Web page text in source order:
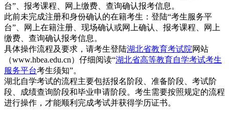
台”、报考课程、网上缴费、查询确认报考信息。
此前未完成注册和身份确认的在籍考生：登陆“考生服务平
台”、网上在籍注册、现场确认或网上确认、报考课程、网上
缴费、查询确认报考信息。
具体操作流程及要求，请考生登陆湖北省教育考试院网站
（www.hbea.edu.cn）仔细阅读“湖北省高等教育自学考试考生
服务平台考生须知”。
湖北自学考试的流程主要包括报名阶段、准备阶段、考试阶
段、成绩查询阶段和毕业申请阶段。考生需要按照规定的流程
进行操作，才能顺利完成考试并获得学历证书。